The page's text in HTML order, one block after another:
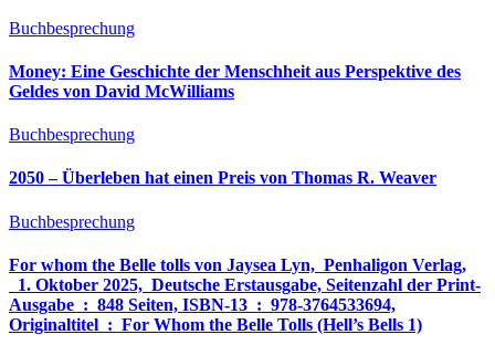
Buchbesprechung
Money: Eine Geschichte der Menschheit aus Perspektive des
Geldes von David McWilliams
Buchbesprechung
2050 – Überleben hat einen Preis von Thomas R. Weaver
Buchbesprechung
For whom the Belle tolls von Jaysea Lyn, ‎ Penhaligon Verlag,
‎ 1. Oktober 2025, ‎ Deutsche Erstausgabe, Seitenzahl der Print-
Ausgabe ‏ : ‎ 848 Seiten, ISBN-13 ‏ : ‎ 978-3764533694,
Originaltitel ‏ : ‎ For Whom the Belle Tolls (Hell’s Bells 1)